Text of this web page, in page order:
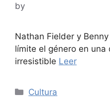
by
Nathan Fielder y
límite el género en una
irresistible Leer
Categories
Cultura